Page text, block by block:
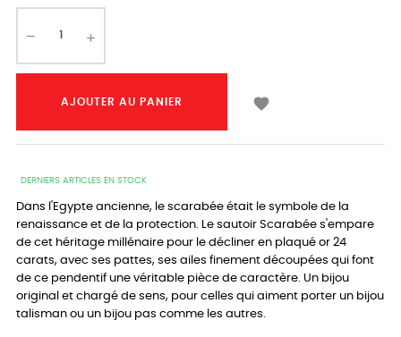
AJOUTER AU PANIER 
DERNIERS ARTICLES EN STOCK
Dans l'Egypte ancienne, le scarabée était le symbole de la
renaissance et de la protection. Le sautoir Scarabée s'empare
de cet héritage millénaire pour le décliner en plaqué or 24
carats, avec ses pattes, ses ailes finement découpées qui font
de ce pendentif une véritable pièce de caractère. Un bijou
original et chargé de sens, pour celles qui aiment porter un bijou
talisman ou un bijou pas comme les autres.